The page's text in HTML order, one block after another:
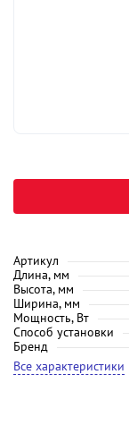
Артикул
Длина, мм
Высота, мм
Ширина, мм
Мощность, Вт
Способ установки
Бренд
Все характеристики